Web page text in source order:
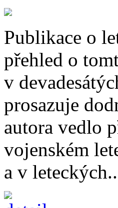
Publikace o
přehled o
v
prosazuje
autora vedlo
vojenském
a v